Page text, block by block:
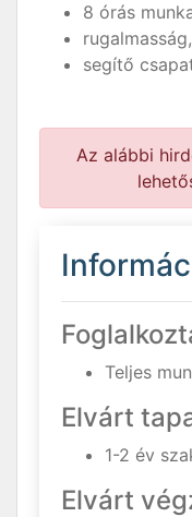
8 órás
rugalmasság,
segítő
Az alábbi
Teljes
Elvárt
1-2 év
Elvárt